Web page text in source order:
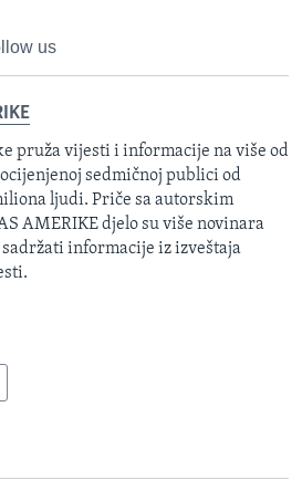
us
pruža vijesti i informacije na više od
sedmičnoj publici od
ljudi. Priče sa autorskim
AMERIKE djelo su više novinara
sadržati informacije iz izveštaja